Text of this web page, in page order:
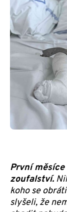
První
zoufalství.
koho se
slyšeli, že